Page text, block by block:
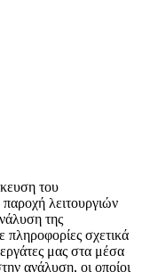
του
λειτουργιών
της
πληροφορίες σχετικά
μας στα μέσα
ανάλυση, οι οποίοι